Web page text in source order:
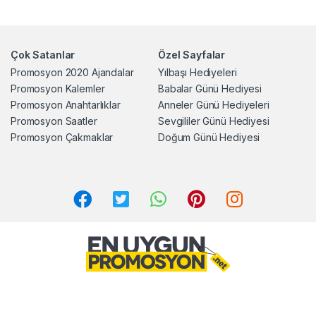
Çok Satanlar
Promosyon 2020 Ajandalar
Promosyon Kalemler
Promosyon Anahtarlıklar
Promosyon Saatler
Promosyon Çakmaklar
Özel Sayfalar
Yılbaşı Hediyeleri
Babalar Günü Hediyesi
Anneler Günü Hediyeleri
Sevgililer Günü Hediyesi
Doğum Günü Hediyesi